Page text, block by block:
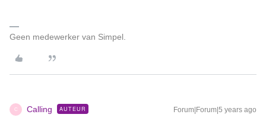
Geen medewerker van Simpel.
C Calling AUTEUR Forum|Forum|5 years ago